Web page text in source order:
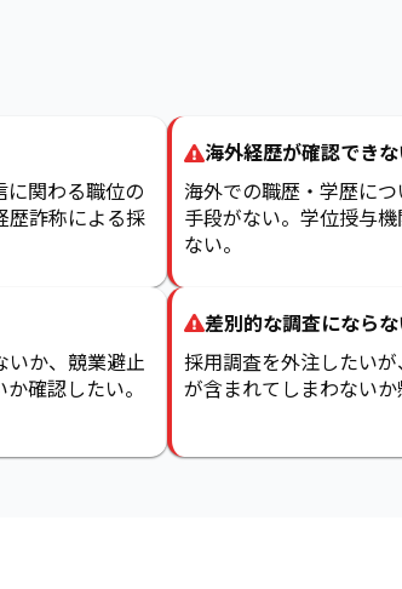
に関わる職位の
歴詐称による採
海外経歴が確認でき
海外での職歴・学歴に
手段がない。学位授与
ない。
いか、競業避止
確認したい。
差別的な調査になら
採用調査を外注したい
が含まれてしまわないか